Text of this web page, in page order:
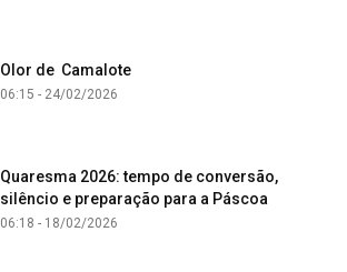
Olor de Camalote
06:15 - 24/02/2026
Quaresma 2026: tempo de conversão,
silêncio e preparação para a Páscoa
06:18 - 18/02/2026